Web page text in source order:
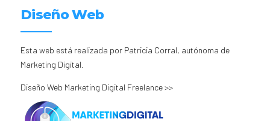
Diseño Web
Esta web está realizada por Patricia Corral, autónoma de
Marketing Digital.
Diseño Web Marketing Digital Freelance >>